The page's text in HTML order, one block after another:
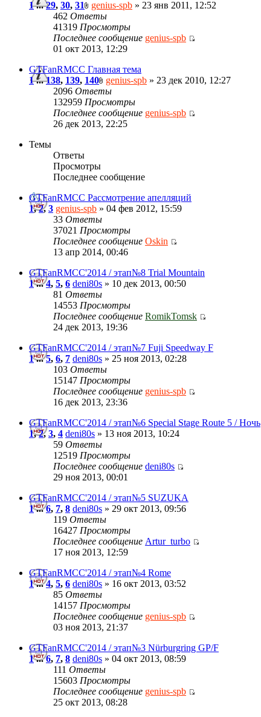
1...29, 30, 31 genius-spb » 23 янв 2011, 12:52
462 Ответы
41319 Просмотры
Последнее сообщение genius-spb
01 окт 2013, 12:29
GTFanRMCC Главная тема
1...138, 139, 140 genius-spb » 23 дек 2010, 12:27
2096 Ответы
132959 Просмотры
Последнее сообщение genius-spb
26 дек 2013, 22:25
Темы
Ответы
Просмотры
Последнее сообщение
GTFanRMCC Рассмотрение апелляций
1,2,3 genius-spb » 04 фев 2012, 15:59
33 Ответы
37021 Просмотры
Последнее сообщение Oskin
13 апр 2014, 00:46
GTFanRMCC'2014 / этап№8 Trial Mountain
1...4, 5, 6 deni80s » 10 дек 2013, 00:50
81 Ответы
14553 Просмотры
Последнее сообщение RomikTomsk
24 дек 2013, 19:36
GTFanRMCC'2014 / этап№7 Fuji Speedway F
1...5, 6, 7 deni80s » 25 ноя 2013, 02:28
103 Ответы
15147 Просмотры
Последнее сообщение genius-spb
16 дек 2013, 23:36
GTFanRMCC'2014 / этап№6 Special Stage Route 5 / Ночь
1,2,3, 4 deni80s » 13 ноя 2013, 10:24
59 Ответы
12519 Просмотры
Последнее сообщение deni80s
29 ноя 2013, 00:01
GTFanRMCC'2014 / этап№5 SUZUKA
1...6, 7, 8 deni80s » 29 окт 2013, 09:56
119 Ответы
16427 Просмотры
Последнее сообщение Artur_turbo
17 ноя 2013, 12:59
GTFanRMCC'2014 / этап№4 Rome
1...4, 5, 6 deni80s » 16 окт 2013, 03:52
85 Ответы
14157 Просмотры
Последнее сообщение genius-spb
03 ноя 2013, 21:37
GTFanRMCC'2014 / этап№3 Nürburgring GP/F
1...6, 7, 8 deni80s » 04 окт 2013, 08:59
111 Ответы
15603 Просмотры
Последнее сообщение genius-spb
25 окт 2013, 08:28